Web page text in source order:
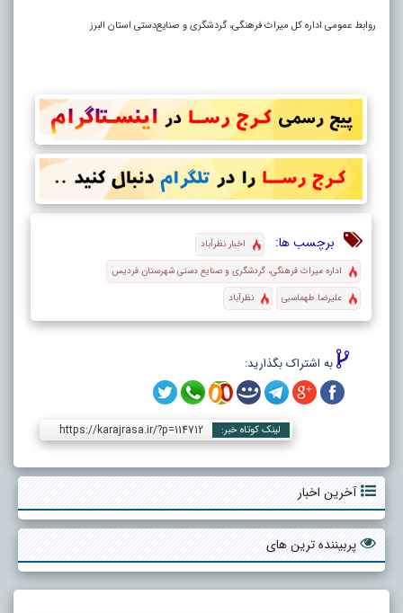
روابط عمومی اداره کل میراث فرهنگی، گردشگری و صنایع‌دستی استان البرز
برچسب ها:
اخبار نظرآباد
اداره میراث فرهنگی، گردشگری و صنایع دستی شهرستان فردیس
علیرضا طهماسبی
نظرآباد
به اشتراک بگذارید:
لینک کوتاه خبر: https://karajrasa.ir/?p=114712
آخرین اخبار
پربیننده ترین های